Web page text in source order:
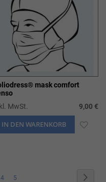
mask comfort
MwSt.
9,00 €
IN DEN WARENKORB ZUR
Seite
4 Seite
5